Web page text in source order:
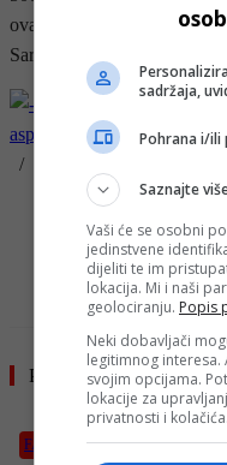
ovakav vjetar; ECMWF sa
Sarajevu tokom ponedjeljka
/
Pročitajte još
FACE TV
sadržaja,
Pohrana i/ili
Saznajte
Vaši će se osobni
jedinstvene
dijeliti te im
lokacija. Mi i naši
geolociranju. Popis
Neki dobavljači
legitimnog interesa.
svojim opcijama.
lokacije za
privatnosti i kolačića.